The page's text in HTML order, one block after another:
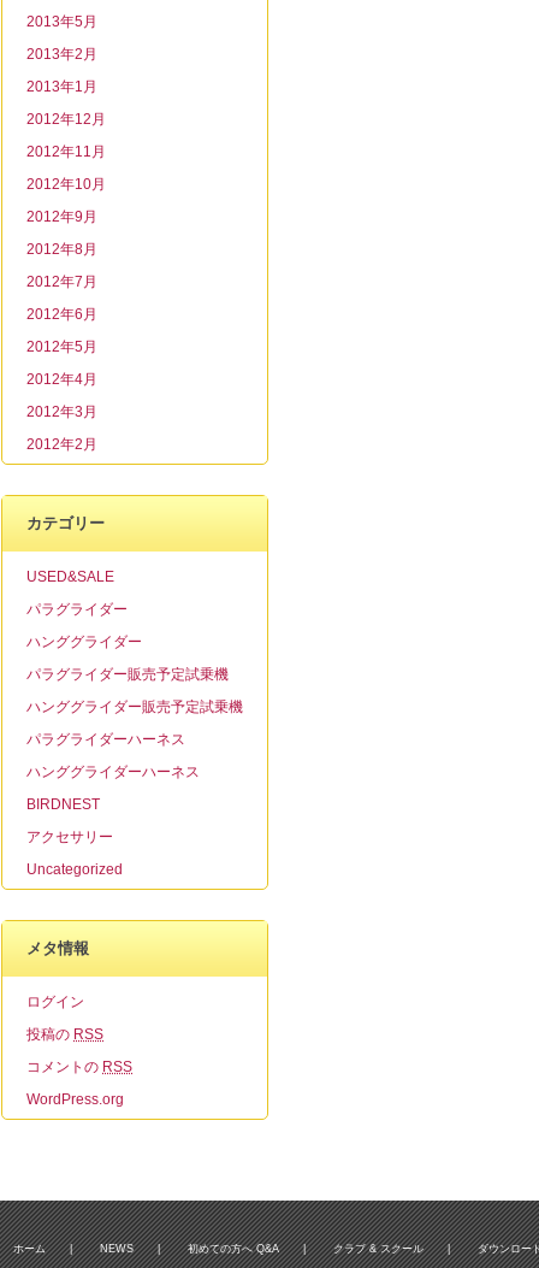
2013年5月
2013年2月
2013年1月
2012年12月
2012年11月
2012年10月
2012年9月
2012年8月
2012年7月
2012年6月
2012年5月
2012年4月
2012年3月
2012年2月
カテゴリー
USED&SALE
パラグライダー
ハンググライダー
パラグライダー販売予定試乗機
ハンググライダー販売予定試乗機
パラグライダーハーネス
ハンググライダーハーネス
BIRDNEST
アクセサリー
Uncategorized
メタ情報
ログイン
投稿の RSS
コメントの RSS
WordPress.org
ホーム | NEWS | 初めての方へ Q&A | クラブ & スクール | ダウンロー